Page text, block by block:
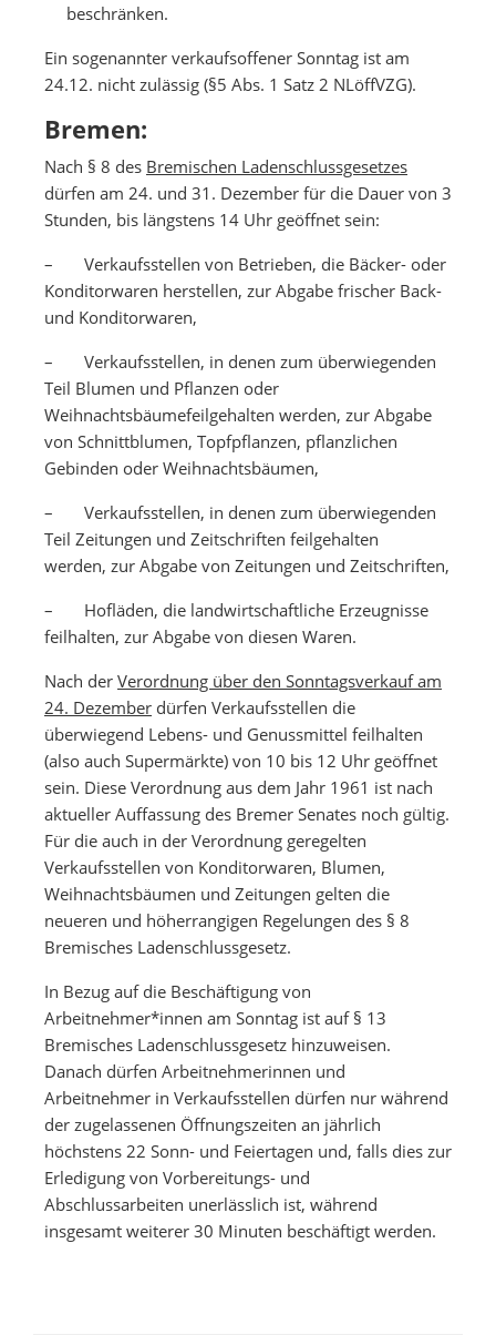
beschränken.
Ein sogenannter verkaufsoffener Sonntag ist am
24.12. nicht zulässig (§5 Abs. 1 Satz 2 NLöffVZG).
Bremen:
Nach § 8 des Bremischen Ladenschlussgesetzes
dürfen am 24. und 31. Dezember für die Dauer von 3
Stunden, bis längstens 14 Uhr geöffnet sein:
– Verkaufsstellen von Betrieben, die Bäcker- oder
Konditorwaren herstellen, zur Abgabe frischer Back-
und Konditorwaren,
– Verkaufsstellen, in denen zum überwiegenden
Teil Blumen und Pflanzen oder
Weihnachtsbäumefeilgehalten werden, zur Abgabe
von Schnittblumen, Topfpflanzen, pflanzlichen
Gebinden oder Weihnachtsbäumen,
– Verkaufsstellen, in denen zum überwiegenden
Teil Zeitungen und Zeitschriften feilgehalten
werden, zur Abgabe von Zeitungen und Zeitschriften,
– Hofläden, die landwirtschaftliche Erzeugnisse
feilhalten, zur Abgabe von diesen Waren.
Nach der Verordnung über den Sonntagsverkauf am
24. Dezember dürfen Verkaufsstellen die
überwiegend Lebens- und Genussmittel feilhalten
(also auch Supermärkte) von 10 bis 12 Uhr geöffnet
sein. Diese Verordnung aus dem Jahr 1961 ist nach
aktueller Auffassung des Bremer Senates noch gültig.
Für die auch in der Verordnung geregelten
Verkaufsstellen von Konditorwaren, Blumen,
Weihnachtsbäumen und Zeitungen gelten die
neueren und höherrangigen Regelungen des § 8
Bremisches Ladenschlussgesetz.
In Bezug auf die Beschäftigung von
Arbeitnehmer*innen am Sonntag ist auf § 13
Bremisches Ladenschlussgesetz hinzuweisen.
Danach dürfen Arbeitnehmerinnen und
Arbeitnehmer in Verkaufsstellen dürfen nur während
der zugelassenen Öffnungszeiten an jährlich
höchstens 22 Sonn- und Feiertagen und, falls dies zur
Erledigung von Vorbereitungs- und
Abschlussarbeiten unerlässlich ist, während
insgesamt weiterer 30 Minuten beschäftigt werden.